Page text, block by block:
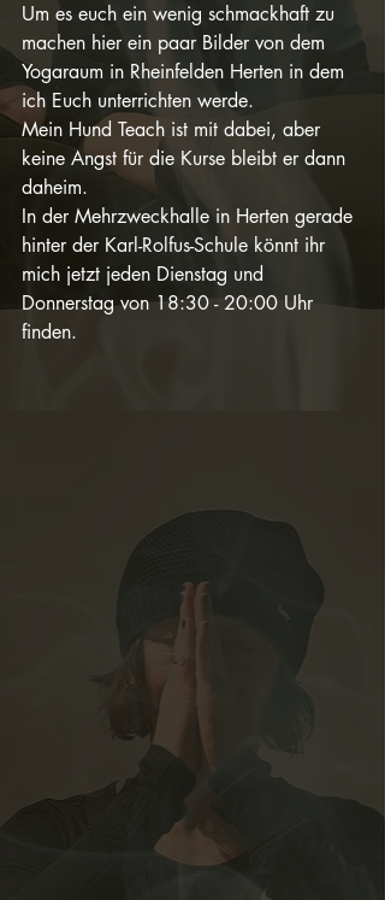
Um es euch ein wenig schmackhaft zu
machen hier ein paar Bilder von dem
Yogaraum in Rheinfelden Herten in dem
ich Euch unterrichten werde.
Mein Hund Teach ist mit dabei, aber
keine Angst für die Kurse bleibt er dann
daheim.
In der Mehrzweckhalle in Herten gerade
hinter der Karl-Rolfus-Schule könnt ihr
mich jetzt jeden Dienstag und
Donnerstag von 18:30 - 20:00 Uhr
finden.